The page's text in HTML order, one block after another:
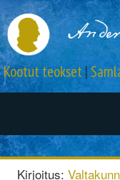
Kootut teokset|
Kirjoitus: